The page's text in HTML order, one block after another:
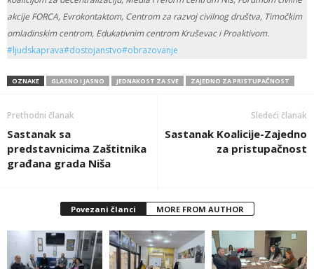
akcije FORCA, Evrokontaktom, Centrom za razvoj civilnog društva, Timočkim
omladinskim centrom, Edukativnim centrom Kruševac i Proaktivom.
#ljudskaprava#dostojanstvo#obrazovanje
OZNAKE GLASNO I JASNO JEDNAKOST ZA SVE ZAJEDNO ZA PRISTUPAČNOST
Prethodni članak
Sastanak sa
predstavnicima Zaštitnika
građana grada Niša
Sledeći članak
Sastanak Koalicije-Zajedno
za pristupačnost
Povezani članci MORE FROM AUTHOR